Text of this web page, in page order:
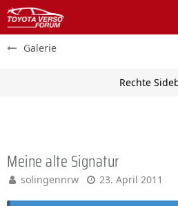
Galerie
Meine alte Signatur
solingennrw 23. April 2011